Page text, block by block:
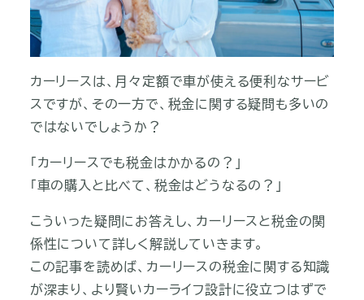
カーリースは、月々定額で車が使える便利なサービ
スですが、その一方で、税金に関する疑問も多いの
ではないでしょうか？
「カーリースでも税金はかかるの？」
「車の購入と比べて、税金はどうなるの？」
こういった疑問にお答えし、カーリースと税金の関
係性について詳しく解説していきます。
この記事を読めば、カーリースの税金に関する知識
が深まり、より賢いカーライフ設計に役立つはずで